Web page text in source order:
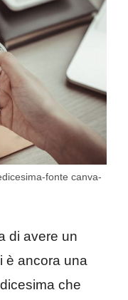
fonte canva-
di avere un
è ancora una
che